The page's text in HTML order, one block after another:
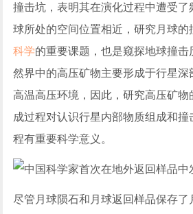
撞击坑，表明其在演化过程中遭受了
球所处的空间位置相近，研究月球的
科学的重要课题，也是窥探地球撞击
然界中的高压矿物主要形成于行星深
高温高压环境，因此，研究高压矿物
成过程对认识行星内部物质组成和撞
程有重要科学意义。
尽管月球陨石和月球返回样品保存了